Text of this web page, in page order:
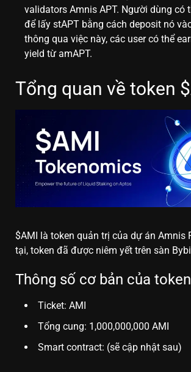
validators Amnis APT. Người dùng có
để lấy stAPT bằng cách deposit nó
thông qua việc này, các user có thể
yield từ amAPT.
Tổng quan về token
$AMI là token quản trị của dự án Amnis
tại, token đã được niêm yết trên sàn
Thông số cơ bản của token
Ticket: AMI
Tổng cung: 1,000,000,000 AMI
Smart contract: (sẽ cập nhật sau)